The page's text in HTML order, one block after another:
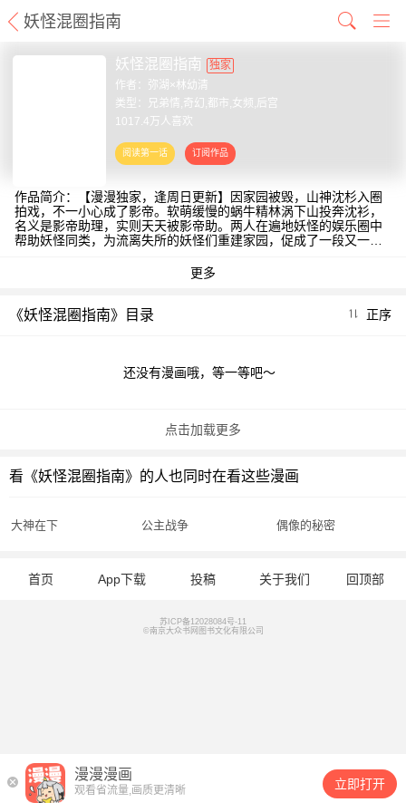
妖怪混圈指南
妖怪混圈指南
独家
作者： 弥湖×林幼清
类型：兄弟情,奇幻,都市,女频,后宫
1017.4万人喜欢
作品简介：【漫漫独家，逢周日更新】因家园被毁，山神沈杉入圈
拍戏，不一小心成了影帝。软萌缓慢的蜗牛精林涡下山投奔沈衫，
名义是影帝助理，实则天天被影帝助。两人在遍地妖怪的娱乐圈中
帮助妖怪同类，为流离失所的妖怪们重建家园，促成了一段又一段
《妖怪混圈指南》目录 正序
还没有漫画哦，等一等吧～
点击加载更多
看《妖怪混圈指南》的人也同时在看这些漫画
大神在下 公主战争 偶像的秘密
首页 App下载 投稿 关于我们 回顶部
苏ICP备12028084号-11
©南京大众书网图书文化有限公司
漫漫漫画
观看省流量,画质更清晰 立即打开